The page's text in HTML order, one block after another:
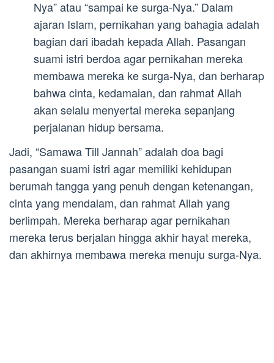
Nya” atau “sampai ke surga-Nya.” Dalam
ajaran Islam, pernikahan yang bahagia adalah
bagian dari ibadah kepada Allah. Pasangan
suami istri berdoa agar pernikahan mereka
membawa mereka ke surga-Nya, dan berharap
bahwa cinta, kedamaian, dan rahmat Allah
akan selalu menyertai mereka sepanjang
perjalanan hidup bersama.
Jadi, “Samawa Till Jannah” adalah doa bagi
pasangan suami istri agar memiliki kehidupan
berumah tangga yang penuh dengan ketenangan,
cinta yang mendalam, dan rahmat Allah yang
berlimpah. Mereka berharap agar pernikahan
mereka terus berjalan hingga akhir hayat mereka,
dan akhirnya membawa mereka menuju surga-Nya.